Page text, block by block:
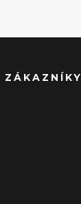
ZÁKAZNÍKY